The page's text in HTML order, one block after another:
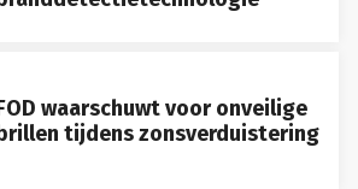
waarschuwt voor onveilige
tijdens zonsverduistering